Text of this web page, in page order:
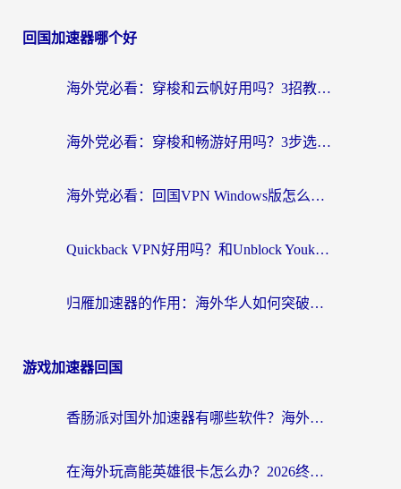
回国加速器哪个好
海外党必看：穿梭和云帆好用吗？3招教你选对回国加速器（附PTT翻墙+QuickbackFly2CN对比）
海外党必看：穿梭和畅游好用吗？3步选对回国加速器，无缝刷国内剧玩国服
海外党必看：回国VPN Windows版怎么选？3步找到最适合你的无缝访问方案
Quickback VPN好用吗？和Unblock YoukuVPN对比哪个回国效果更好？海外党无缝访问国内资源的实用指南
归雁加速器的作用：海外华人如何突破地域限制，无缝拥抱国内资源？
游戏加速器回国
香肠派对国外加速器有哪些软件？海外玩家国服畅玩终极指南（附实测推荐）
在海外玩高能英雄很卡怎么办？2026终极指南帮你告别延迟卡顿